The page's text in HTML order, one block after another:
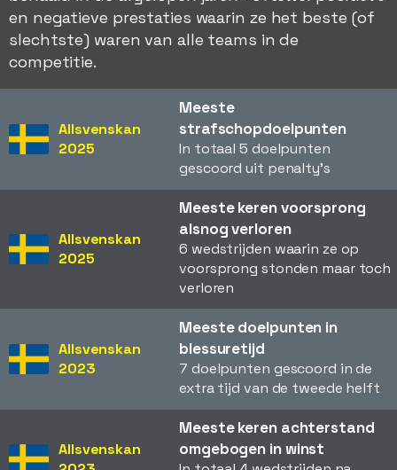
en negatieve prestaties waarin ze het beste (of
slechtste) waren van alle teams in de
competitie.
Allsvenskan
2025
Meeste
strafschopdoelpunten
In totaal 5 doelpunten
gescoord uit penalty's
Allsvenskan
2025
Meeste keren voorsprong
alsnog verloren
6 wedstrijden waarin ze op
voorsprong stonden maar toch
verloren
Allsvenskan
2023
Meeste doelpunten in
blessuretijd
7 doelpunten gescoord in de
extra tijd van de tweede helft
Allsvenskan
Meeste keren achterstand
omgebogen in winst